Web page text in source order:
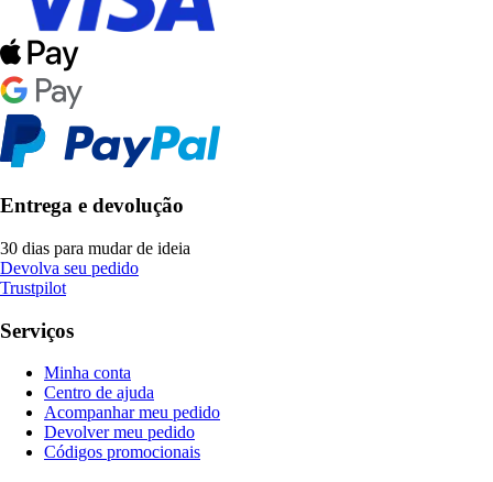
Entrega e devolução
30 dias para mudar de ideia
Devolva seu pedido
Trustpilot
Serviços
Minha conta
Centro de ajuda
Acompanhar meu pedido
Devolver meu pedido
Códigos promocionais